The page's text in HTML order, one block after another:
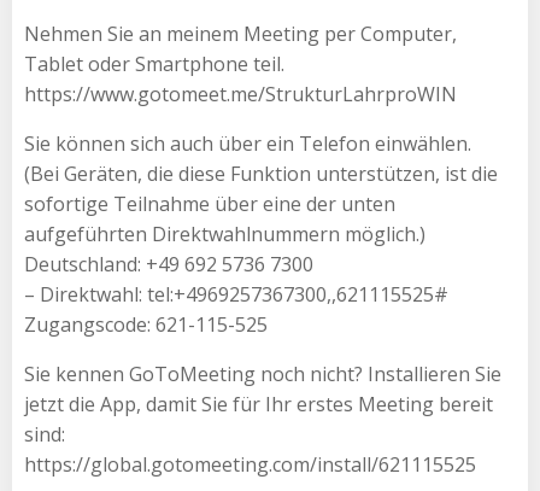
Nehmen Sie an meinem Meeting per Computer,
Tablet oder Smartphone teil.
https://www.gotomeet.me/StrukturLahrproWIN
Sie können sich auch über ein Telefon einwählen.
(Bei Geräten, die diese Funktion unterstützen, ist die
sofortige Teilnahme über eine der unten
aufgeführten Direktwahlnummern möglich.)
Deutschland: +49 692 5736 7300
– Direktwahl: tel:+4969257367300,,621115525#
Zugangscode: 621-115-525
Sie kennen GoToMeeting noch nicht? Installieren Sie
jetzt die App, damit Sie für Ihr erstes Meeting bereit
sind:
https://global.gotomeeting.com/install/621115525